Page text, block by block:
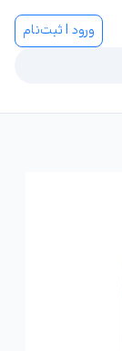
ورود | ثبت‌نام